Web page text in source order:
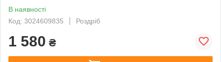
В наявності
Код: 3024609835
Роздріб
1 580 ₴